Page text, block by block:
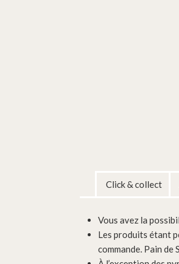
Click & collect
Vous avez la
Les produits étant
commande. Pain